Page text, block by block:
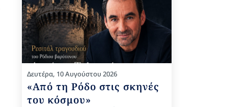
Δευτέρα, 10 Αυγούστου 2026
«Από τη Ρόδο στις σκηνές
του κόσμου»